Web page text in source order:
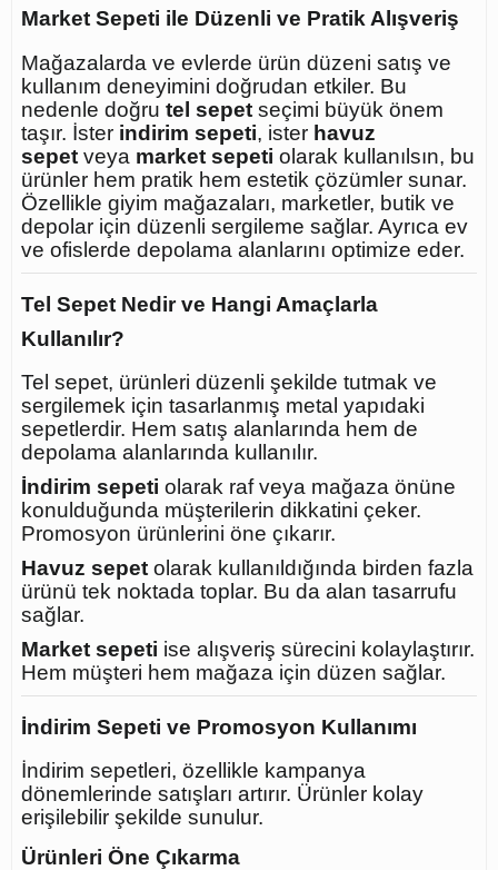
Market Sepeti ile Düzenli ve Pratik Alışveriş
Mağazalarda ve evlerde ürün düzeni satış ve
kullanım deneyimini doğrudan etkiler. Bu
nedenle doğru tel sepet seçimi büyük önem
taşır. İster indirim sepeti, ister havuz
sepet veya market sepeti olarak kullanılsın, bu
ürünler hem pratik hem estetik çözümler sunar.
Özellikle giyim mağazaları, marketler, butik ve
depolar için düzenli sergileme sağlar. Ayrıca ev
ve ofislerde depolama alanlarını optimize eder.
Tel Sepet Nedir ve Hangi Amaçlarla
Kullanılır?
Tel sepet, ürünleri düzenli şekilde tutmak ve
sergilemek için tasarlanmış metal yapıdaki
sepetlerdir. Hem satış alanlarında hem de
depolama alanlarında kullanılır.
İndirim sepeti olarak raf veya mağaza önüne
konulduğunda müşterilerin dikkatini çeker.
Promosyon ürünlerini öne çıkarır.
Havuz sepet olarak kullanıldığında birden fazla
ürünü tek noktada toplar. Bu da alan tasarrufu
sağlar.
Market sepeti ise alışveriş sürecini kolaylaştırır.
Hem müşteri hem mağaza için düzen sağlar.
İndirim Sepeti ve Promosyon Kullanımı
İndirim sepetleri, özellikle kampanya
dönemlerinde satışları artırır. Ürünler kolay
erişilebilir şekilde sunulur.
Ürünleri Öne Çıkarma